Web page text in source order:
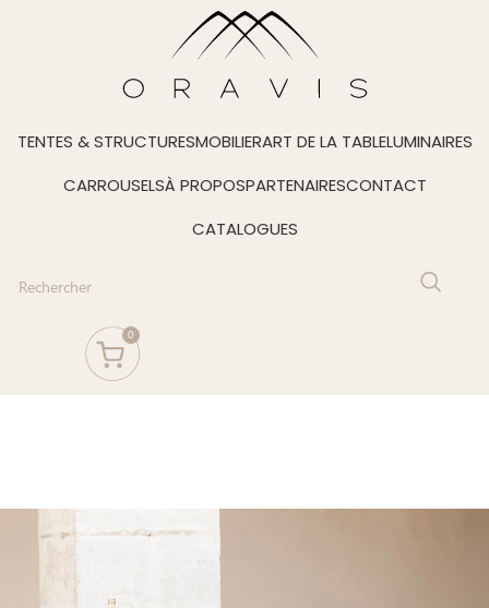
TENTES & STRUCTURESMOBILIERART DE LA TABLELUMINAIRES
CARROUSELSÀ PROPOSPARTENAIRESCONTACT
CATALOGUES
0